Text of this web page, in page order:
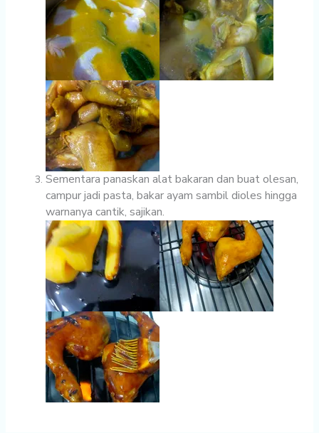
Sementara panaskan alat bakaran dan buat olesan,
campur jadi pasta, bakar ayam sambil dioles hingga
warnanya cantik, sajikan.